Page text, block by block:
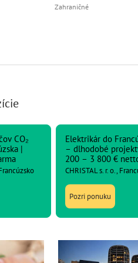
Zahraničné
CO₂
|
Elektrikár do
– dlhodobé
200 – 3 800 €
CHRISTAL s. r. o.,
Pozri ponuku